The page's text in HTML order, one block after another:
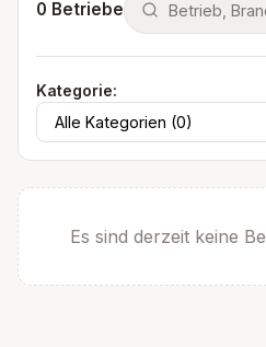
0 Betriebe
Kategorie:
Es sind derzeit keine